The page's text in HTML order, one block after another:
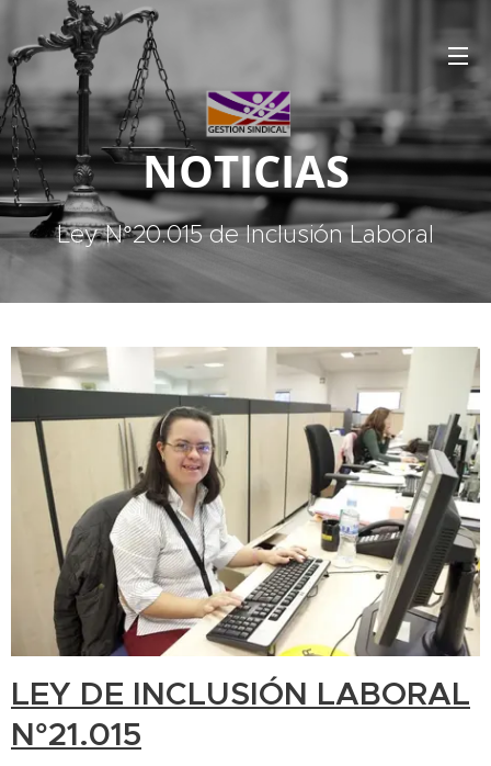
NOTICIAS
Ley N°20.015 de Inclusión Laboral
LEY DE INCLUSIÓN LABORAL
N°21.015